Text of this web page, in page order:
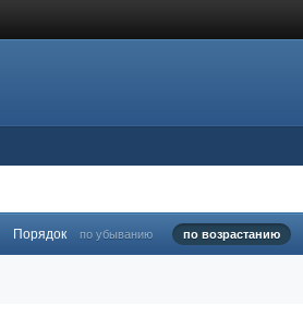
Порядок по убыванию по возрастанию